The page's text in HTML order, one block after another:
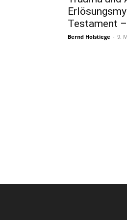
Testament
Bernd Holstiege - 9.